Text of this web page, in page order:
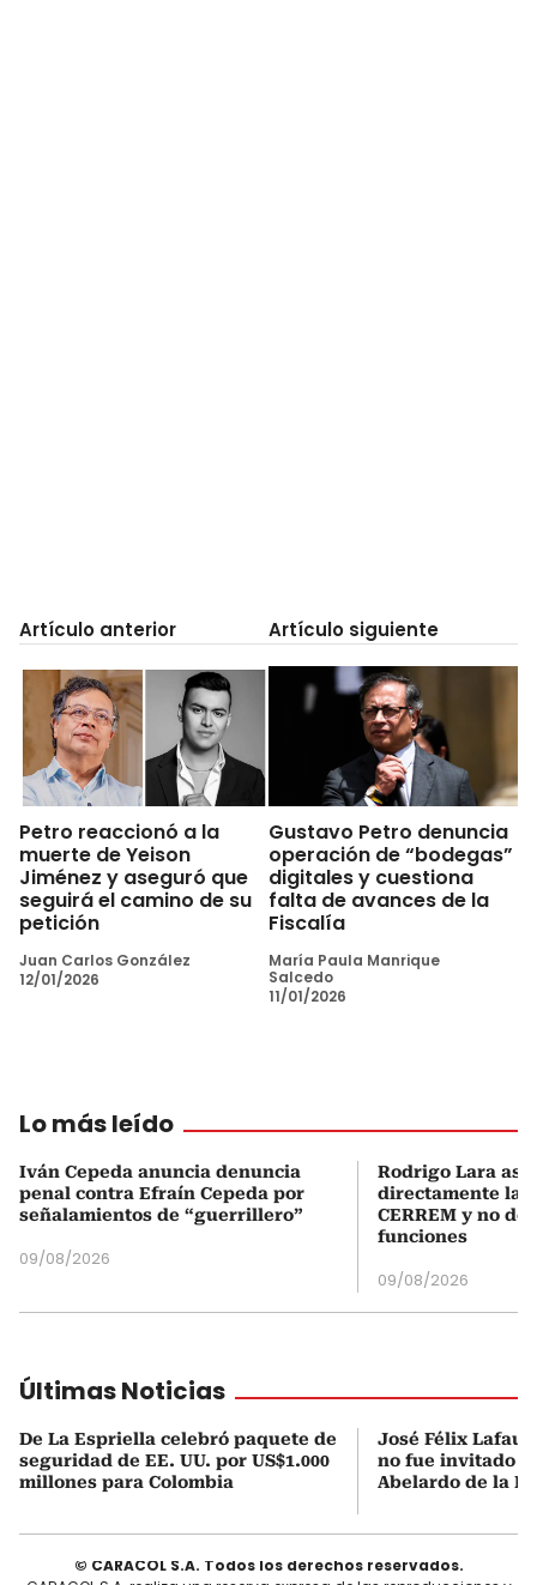
Artículo anterior
Petro reaccionó a la
muerte de Yeison
Jiménez y aseguró que
seguirá el camino de su
petición
Juan Carlos González
12/01/2026
Artículo siguiente
Gustavo Petro denuncia
operación de “bodegas”
digitales y cuestiona
falta de avances de la
Fiscalía
María Paula Manrique
Salcedo
11/01/2026
Lo más leído
Iván Cepeda anuncia denuncia
penal contra Efraín Cepeda por
señalamientos de “guerrillero”
09/08/2026
Rodrigo Lara
directamente la
CERREM y no
funciones
09/08/2026
Últimas Noticias
De La Espriella celebró paquete de
seguridad de EE. UU. por US$1.000
millones para Colombia
José Félix
no fue invitado a
Abelardo de la
© CARACOL S.A. Todos los derechos reservados.